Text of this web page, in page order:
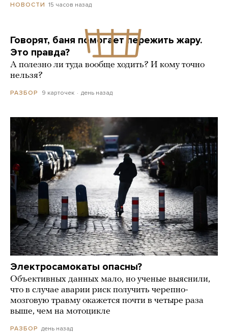
НОВОСТИ 15 часов назад
Говорят, баня помогает пережить жару.
Это правда?
А полезно ли туда вообще ходить? И кому точно
нельзя?
РАЗБОР 9 карточек день назад
Электросамокаты опасны?
Объективных данных мало, но ученые выяснили,
что в случае аварии риск получить черепно-
мозговую травму окажется почти в четыре раза
выше, чем на мотоцикле
РАЗБОР день назад